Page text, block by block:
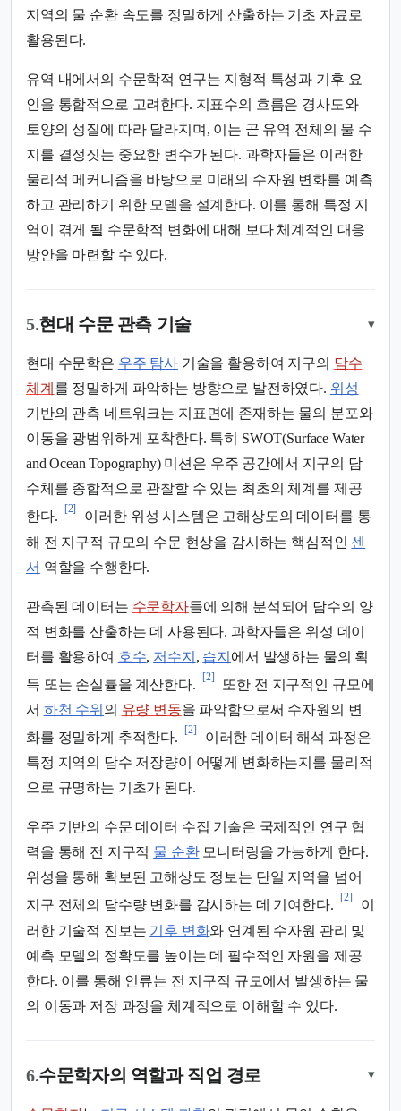
지역의 물 순환 속도를 정밀하게 산출하는 기초 자료로
활용된다.
유역 내에서의 수문학적 연구는 지형적 특성과 기후 요
인을 통합적으로 고려한다. 지표수의 흐름은 경사도와
토양의 성질에 따라 달라지며, 이는 곧 유역 전체의 물 수
지를 결정짓는 중요한 변수가 된다. 과학자들은 이러한
물리적 메커니즘을 바탕으로 미래의 수자원 변화를 예측
하고 관리하기 위한 모델을 설계한다. 이를 통해 특정 지
역이 겪게 될 수문학적 변화에 대해 보다 체계적인 대응
방안을 마련할 수 있다.
5.현대 수문 관측 기술 ▾
현대 수문학은 우주 탐사기술을 활용하여 지구의 담수
체계 를 정밀하게 파악하는 방향으로 발전하였다. 위성
기반의 관측 네트워크는 지표면에 존재하는 물의 분포와
이동을 광범위하게 포착한다. 특히 SWOT(Surface Water
and Ocean Topography) 미션은 우주 공간에서 지구의 담
수체를 종합적으로 관찰할 수 있는 최초의 체계를 제공
한다.
[2]
이러한 위성 시스템은 고해상도의 데이터를 통
해 전 지구적 규모의 수문 현상을 감시하는 핵심적인센
서 역할을 수행한다.
관측된 데이터는 수문학자들에 의해 분석되어 담수의 양
적 변화를 산출하는 데 사용된다. 과학자들은 위성 데이
터를 활용하여 호수, 저수지 , 습지 에서 발생하는 물의 획
득 또는 손실률을 계산한다.
[2]
또한 전 지구적인 규모에
서 하천 수위 의 유량 변동을 파악함으로써 수자원의 변
화를 정밀하게 추적한다.
[2]
이러한 데이터 해석 과정은
특정 지역의 담수 저장량이 어떻게 변화하는지를 물리적
으로 규명하는 기초가 된다.
우주 기반의 수문 데이터 수집 기술은 국제적인 연구 협
력을 통해 전 지구적 물 순환모니터링을 가능하게 한다.
위성을 통해 확보된 고해상도 정보는 단일 지역을 넘어
지구 전체의 담수량 변화를 감시하는 데 기여한다.
[2]
이
러한 기술적 진보는 기후 변화와 연계된 수자원 관리 및
예측 모델의 정확도를 높이는 데 필수적인 자원을 제공
한다. 이를 통해 인류는 전 지구적 규모에서 발생하는 물
의 이동과 저장 과정을 체계적으로 이해할 수 있다.
6.수문학자의 역할과 직업 경로 ▾